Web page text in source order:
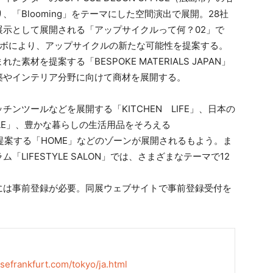
「Blooming」をテーマにした空間演出で展開。28社
として展開される「アップサイクルって何？02」で
より、アップサイクルの新たな可能性を提案する。
た素材を提案する「BESPOKE MATERIALS JAPAN」
インテリア分野に向けて商材を展開する。
ンツールなどを展開する「KITCHEN LIFE」、日本の
、豊かな暮らしの生活用品をそろえる
する「HOME」などのゾーンが展開されるもよう。ま
「LIFESTYLE SALON」では、さまざまなテーマで12
事前登録が必要。同展ウェブサイトで事前登録受付を
tokyo/ja.html